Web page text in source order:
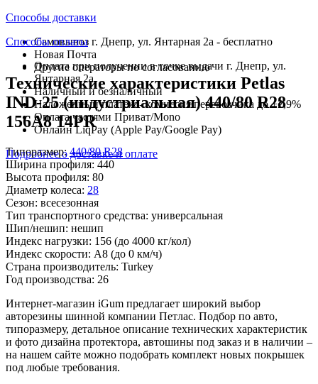
Способы доставки
Самовывоз г. Днепр, ул. Янтарная 2а - бесплатно
Новая Почта
Другие операторы по согласованию
Способы оплаты
Оплата при получении в точке выдачи г. Днепр, ул.
Янтарная 2а
Наличный и безналичный
Наложенный платеж - комиссия перевозчика до +2,9%
Оплата частями Приват/Mono
Онлайн LiqPay (Apple Pay/Google Pay)
Подробнее о доставке и оплате
Технические характеристики Petlas
IND-25 (индустриальная) 440/80 R28
156A8 14PR
Типоразмер:440/80 R28
Ширина профиля: 440
Высота профиля: 80
Диаметр колеса: 28
Сезон: всесезонная
Тип транспортного средства: универсальная
Шип/нешип: нешип
Индекс нагрузки: 156 (до 4000 кг/кол)
Индекс скорости: A8 (до 0 км/ч)
Страна производитель: Turkey
Год производства: 26
Интернет-магазин iGum предлагает широкий выбор
авторезины шинной компании Петлас. Подбор по авто,
типоразмеру, детальное описание технических характеристик
и фото дизайна протектора, автошины под заказ и в наличии –
на нашем сайте можно подобрать комплект новых покрышек
под любые требования.